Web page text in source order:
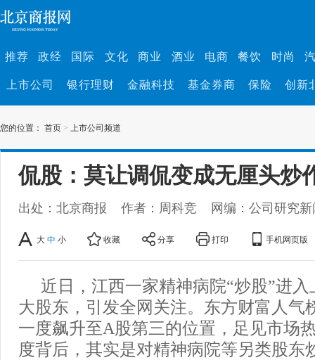
推荐 政经 国际 文化 商业 酒业 电商 餐饮 时尚
上市公司 银行理财 金融科技 基金券商 保险 创新
您的位置： 首页 > 上市公司频道
侃股：莫让调侃变成无厘头炒
出处：北京商报 作者：周科竞 网编：公司研究
大 中 小 收藏 分享 打印 手机网页版
近日，江西一家精神病院“炒股”进
大股东，引发全网关注。东方财富人气
一度飙升至A股第三的位置，足见市场
度背后，其实是对精神病院等另类股东